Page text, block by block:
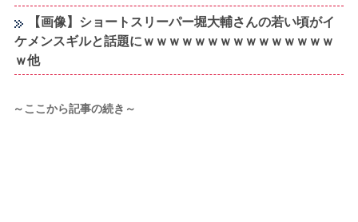
【画像】ショートスリーパー堀大輔さんの若い頃がイ
ケメンスギルと話題にｗｗｗｗｗｗｗｗｗｗｗｗｗｗｗ
ｗ他
～ここから記事の続き～